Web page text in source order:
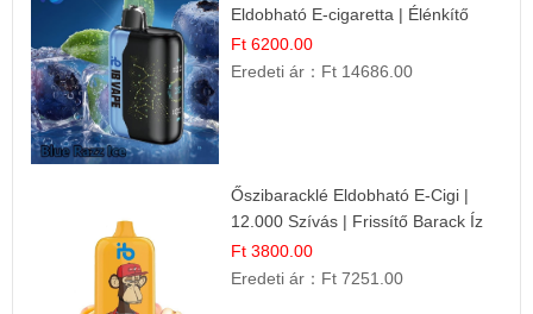
Eldobható E-cigaretta | Élénkítő
Gyümölcsös Frissesség!
Ft 6200.00
Eredeti ár： Ft 14686.00
Őszibaracklé Eldobható E-Cigi |
12.000 Szívás | Frissítő Barack Íz
Ft 3800.00
Eredeti ár： Ft 7251.00